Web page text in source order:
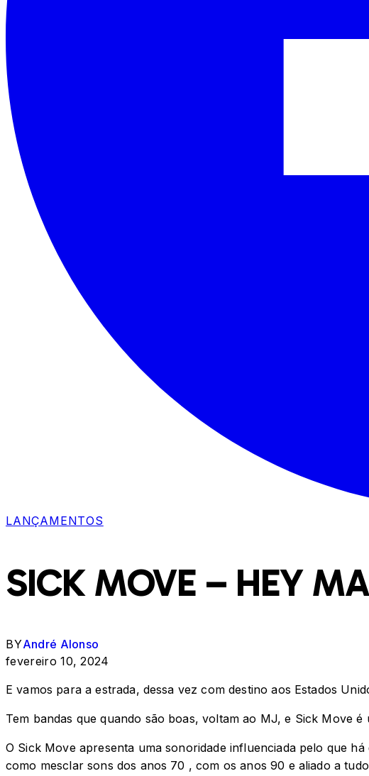
LANÇAMENTOS
SICK MOVE – HEY MA
BYAndré Alonso
fevereiro 10, 2024
E vamos para a estrada, dessa vez com destino aos Estados
Tem bandas que quando são boas, voltam ao MJ, e Sick Move
O Sick Move apresenta uma sonoridade influenciada pelo que
como mesclar sons dos anos 70 , com os anos 90 e aliado a